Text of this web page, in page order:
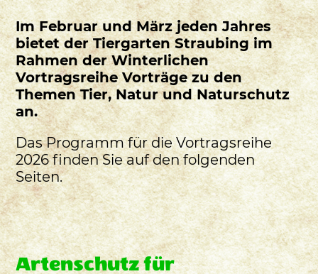
Im Februar und März jeden Jahres
bietet der Tiergarten Straubing im
Rahmen der Winterlichen
Vortragsreihe Vorträge zu den
Themen Tier, Natur und Naturschutz
an.
Das Programm für die Vortragsreihe
2026 finden Sie auf den folgenden
Seiten.
Artenschutz für